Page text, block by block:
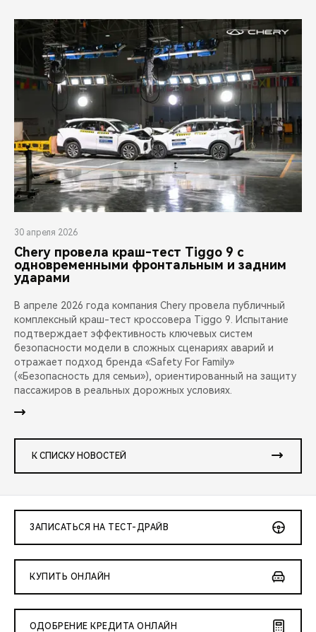
30 апреля 2026
Chery провела краш-тест Tiggo 9 с
одновременными фронтальным и задним
ударами
В апреле 2026 года компания Chery провела публичный
комплексный краш-тест кроссовера Tiggo 9. Испытание
подтверждает эффективность ключевых систем
безопасности модели в сложных сценариях аварий и
отражает подход бренда «Safety For Family»
(«Безопасность для семьи»), ориентированный на защиту
пассажиров в реальных дорожных условиях.
К СПИСКУ НОВОСТЕЙ
ЗАПИСАТЬСЯ НА ТЕСТ-ДРАЙВ
КУПИТЬ ОНЛАЙН
ОДОБРЕНИЕ КРЕДИТА ОНЛАЙН